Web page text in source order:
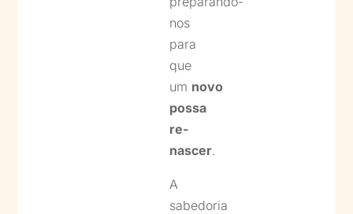
nos
para
que
um novo
possa
re-
nascer.
A
sabedoria